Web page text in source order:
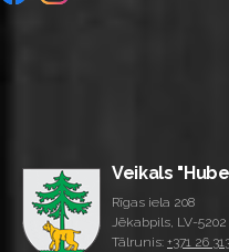
Veikals
Rīgas iela 208
Jēkabpils, LV-5202
Tālrunis: +371 26